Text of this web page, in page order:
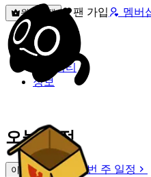
원픽선택 팬 가입 멤버
밐타운
피드
커뮤니티
정보
오늘 일정
이번 주 일정
이번 주 일정